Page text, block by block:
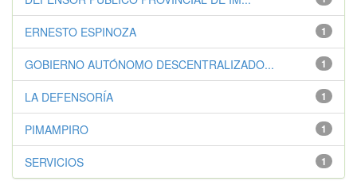
1
ERNESTO ESPINOZA
1
GOBIERNO AUTÓNOMO DESCENTRALIZADO...
1
LA DEFENSORÍA
1
PIMAMPIRO
1
SERVICIOS